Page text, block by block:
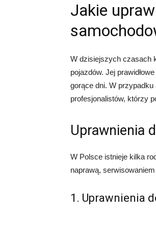
Jakie
W dzisiejszych czasach
pojazdów. Jej
gorące dni. W
profesjonalistów, którzy
Uprawnienia
W Polsce istnieje kilka
naprawą,
1. Uprawnienia